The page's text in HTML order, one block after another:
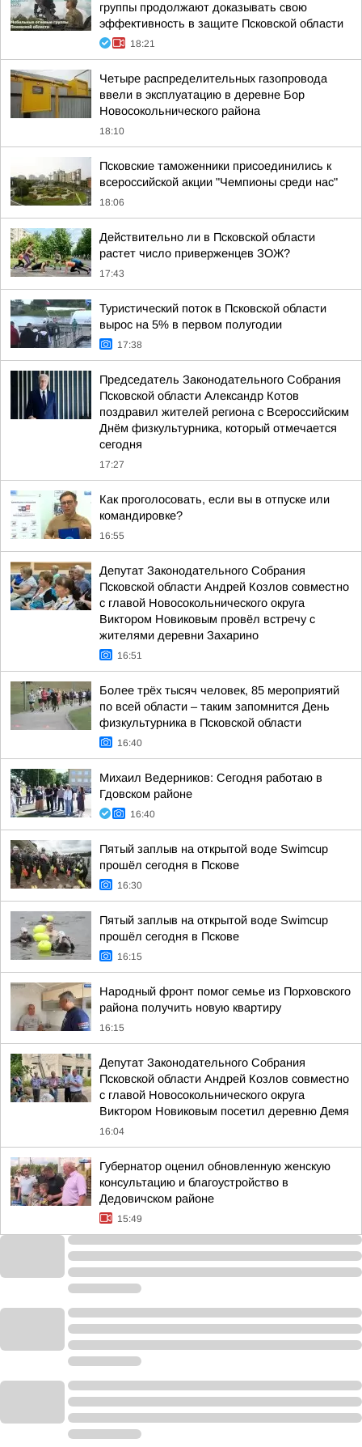
группы продолжают доказывать свою
эффективность в защите Псковской области
18:21
Четыре распределительных газопровода
ввели в эксплуатацию в деревне Бор
Новосокольнического района
18:10
Псковские таможенники присоединились к
всероссийской акции "Чемпионы среди нас"
18:06
Действительно ли в Псковской области
растет число приверженцев ЗОЖ?
17:43
Туристический поток в Псковской области
вырос на 5% в первом полугодии
17:38
Председатель Законодательного Собрания
Псковской области Александр Котов
поздравил жителей региона с Всероссийским
Днём физкультурника, который отмечается
сегодня
17:27
Как проголосовать, если вы в отпуске или
командировке?
16:55
Депутат Законодательного Собрания
Псковской области Андрей Козлов совместно
с главой Новосокольнического округа
Виктором Новиковым провёл встречу с
жителями деревни Захарино
16:51
Более трёх тысяч человек, 85 мероприятий
по всей области – таким запомнится День
физкультурника в Псковской области
16:40
Михаил Ведерников: Сегодня работаю в
Гдовском районе
16:40
Пятый заплыв на открытой воде Swimcup
прошёл сегодня в Пскове
16:30
Пятый заплыв на открытой воде Swimcup
прошёл сегодня в Пскове
16:15
Народный фронт помог семье из Порховского
района получить новую квартиру
16:15
Депутат Законодательного Собрания
Псковской области Андрей Козлов совместно
с главой Новосокольнического округа
Виктором Новиковым посетил деревню Демя
16:04
Губернатор оценил обновленную женскую
консультацию и благоустройство в
Дедовичском районе
15:49